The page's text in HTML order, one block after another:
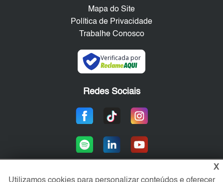
Mapa do Site
Política de Privacidade
Trabalhe Conosco
Verificada por
Redes Sociais
X